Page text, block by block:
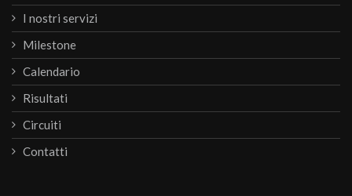
I nostri servizi
Milestone
Calendario
Risultati
Circuiti
Contatti